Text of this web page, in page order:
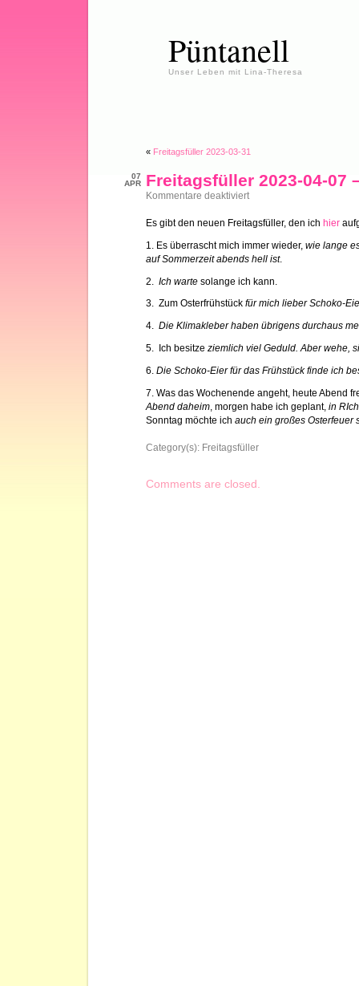
Püntanell
Unser Leben mit Lina-Theresa
« Freitagsfüller 2023-03-31
07
APR
Freitagsfüller 2023-04-07
Kommentare deaktiviertfür
04-
–
Karfreitagsedition
Es gibt den neuen Freitagsfüller, den ich hier
1. Es überrascht mich immer wieder, wie lange
auf Sommerzeit abends hell ist.
2. Ich warte solange ich kann.
3. Zum Osterfrühstück für mich lieber Schoko-
4. Die Klimakleber haben übrigens durchaus
5. Ich besitze ziemlich viel Geduld. Aber wehe,
6. Die Schoko-Eier für das Frühstück finde ich
7. Was das Wochenende angeht, heute Abend
Abend daheim , morgen habe ich geplant, in
Sonntag möchte ich auch ein großes Osterfeuer
Category(s): Freitagsfüller
Comments are closed.